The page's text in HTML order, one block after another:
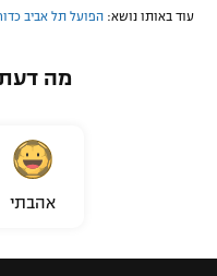
עוד באותו נושא: הפועל תל אביב
מה
אהבתי